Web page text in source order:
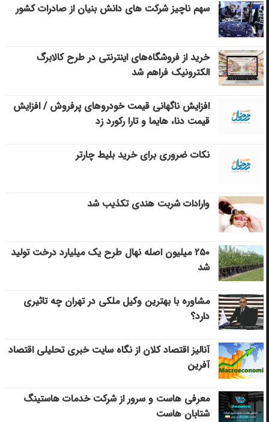
سهم ناچیز شرکت های دانش بنیان از صادرات کشور
خرید از فروشگاه‌های اینترنتی در طرح کالابرگ
الکترونیک فراهم شد
افزایش ناگهانی قیمت خودروهای پرفروش / افزایش
قیمت دنا، هایما و تارا رکورد زد
نکات ضروری برای خرید بلیط چارتر
وارادات شربت هندی تکذیب شد
۲۵۰ میلیون اصله نهال طرح یک میلیارد درخت تولید
شد
مشاوره با بهترین وکیل ملکی در تهران چه تاثیری
دارد؟
آنالیز اقتصاد کلان از نگاه سایت خبری تحلیلی اقتصاد
آفرین
معرفی هاست و سرور از شرکت خدمات هاستینگ
شتابان هاست